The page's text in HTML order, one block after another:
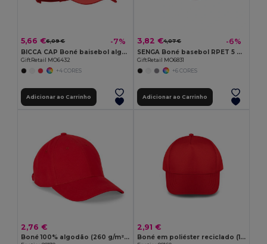
5,66 €6,09 € -7%
BICCA CAP Boné baisebol algodão orgânico
GiftRetail MO6432
+4 CORES
Adicionar ao Carrinho
3,82 €4,07 € -6%
SENGA Boné basebol RPET 5 pain
GiftRetail MO6831
+6 CORES
Adicionar ao Carrinho
2,76 €
Boné 100% algodão (260 g/m²) com 6 painéis
2,91 €
Boné em poliéster reciclado (100% rPET)